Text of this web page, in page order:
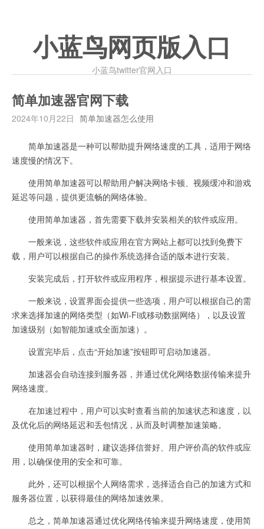
小蓝鸟网页版入口
小蓝鸟twitter官网入口
简单加速器官网下载
2024年10月22日 简单加速器怎么使用
简单加速器是一种可以帮助提升网络速度的工具，适用于网络
速度慢的情况下。
使用简单加速器可以帮助用户解决网络卡顿、视频缓冲和游戏
延迟等问题，提供更流畅的网络体验。
使用简单加速器，首先需要下载并安装相关的软件或应用。
一般来说，这些软件或应用在官方网站上都可以找到免费下
载，用户可以根据自己的操作系统选择合适的版本进行安装。
安装完成后，打开软件或应用程序，根据提示进行基本设置。
一般来说，设置界面会提供一些选项，用户可以根据自己的需
求来选择加速的网络类型（如Wi-Fi或移动数据网络），以及设置
加速级别（如智能加速或全面加速）。
设置完毕后，点击“开始加速”按钮即可启动加速器。
加速器会自动连接到服务器，并通过优化网络数据传输来提升
网络速度。
在加速过程中，用户可以实时查看当前的加速状态和速度，以
及优化后的网络延迟和丢包情况，从而及时调整加速策略。
使用简单加速器时，建议选择信誉好、用户评价高的软件或应
用，以确保使用的安全和可靠。
此外，还可以根据个人网络需求，选择适合自己的加速方式和
服务器位置，以获得最佳的网络加速效果。
总之，简单加速器通过优化网络传输来提升网络速度，使用简